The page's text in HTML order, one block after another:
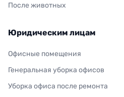
После животных
Юридическим лицам
Офисные помещения
Генеральная уборка офисов
Уборка офиса после ремонта